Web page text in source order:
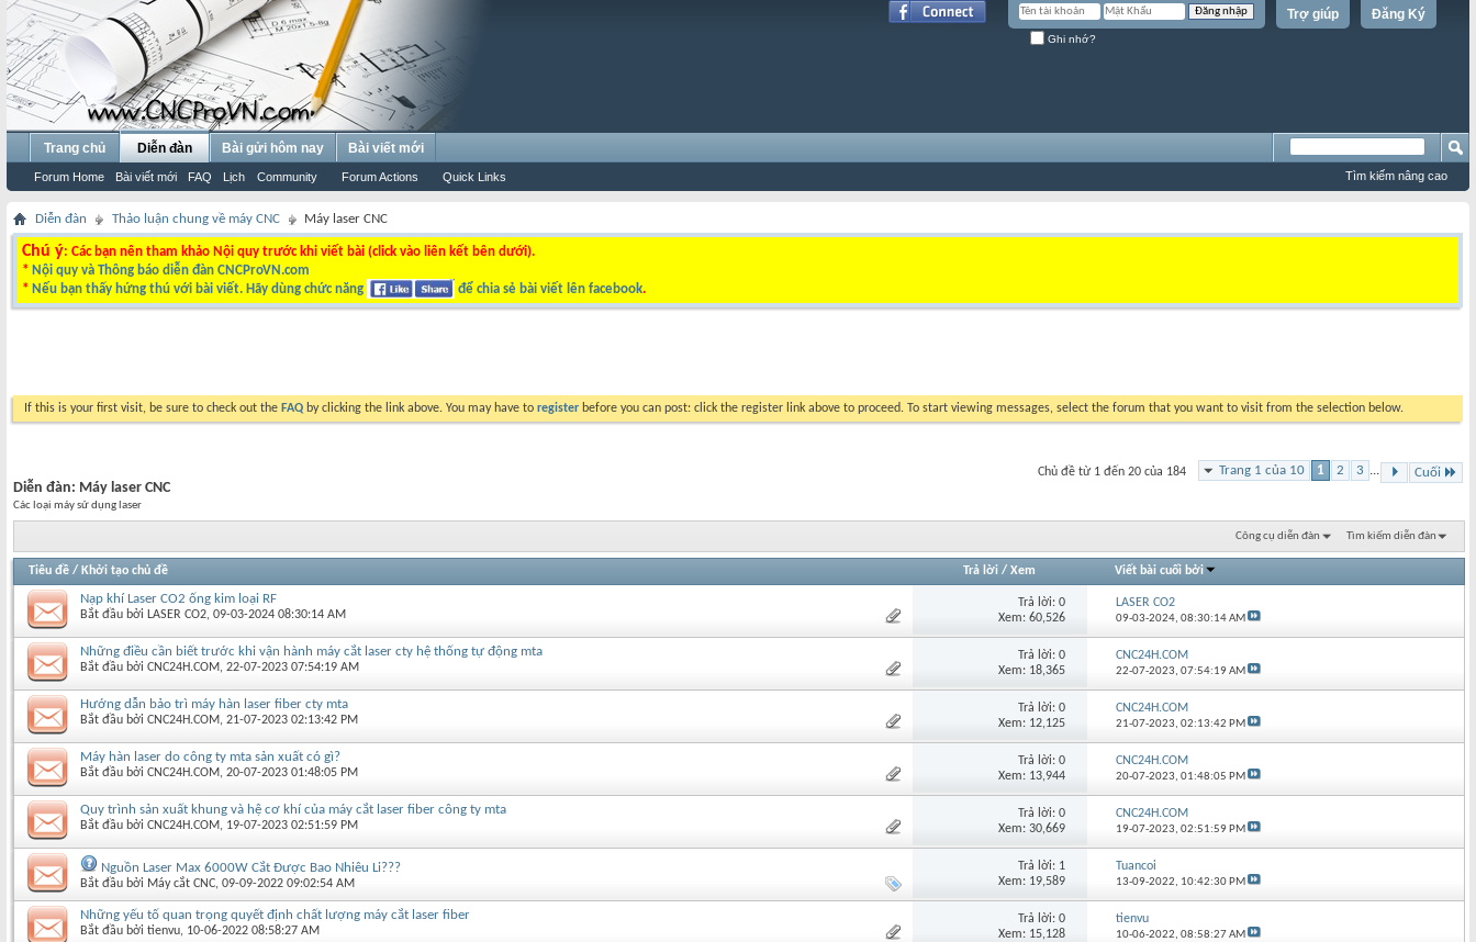
Đăng Ký
Trợ giúp
Ghi nhớ?
Trang chủ Diễn đàn
Forum Home Bài viết mới FAQ Lịch Community Forum Actions Quick Links
Bài gửi hôm nay Bài viết mới
Tìm kiếm nâng cao
Diễn đàn Thảo luận chung về máy CNC Máy laser CNC
Chú ý: Các bạn nên tham khảo Nội quy trước khi viết bài (click vào liên kết bên dưới).
* Nội quy và Thông báo diễn đàn CNCProVN.com
* Nếu bạn thấy hứng thú với bài viết. Hãy dùng chức năng để chia sẻ bài viết lên facebook.
If this is your first visit, be sure to check out the FAQ by clicking the link above. You may have to register before you can post: click the register link above to proceed. To start viewing messages, select the forum that you want to visit from the selection below.
Trang 1 của 10 1 2 3 ... Cuối
Chủ đề từ 1 đến 20 của 184
Diễn đàn: Máy laser CNC
Các loại máy sử dụng laser
Công cụ diễn đàn Tìm kiếm diễn đàn
Tiêu đề / Khởi tạo chủ đề Trả lời/ Xem Viết bài cuối bởi
Nạp khí Laser CO2 ống kim loại RF
Bắt đầu bởi LASER CO2‎, 09-03-2024 08:30:14 AM
Trả lời: 0
Xem: 60,526
LASER CO2
09-03-2024,08:30:14 AM
Những điều cần biết trước khi vận hành máy cắt laser cty hệ thống tự động mta
Bắt đầu bởi CNC24H.COM‎, 22-07-2023 07:54:19 AM
Trả lời: 0
Xem: 18,365
CNC24H.COM
22-07-2023,07:54:19 AM
Hướng dẫn bảo trì máy hàn laser fiber cty mta
Bắt đầu bởi CNC24H.COM‎, 21-07-2023 02:13:42 PM
Trả lời: 0
Xem: 12,125
CNC24H.COM
21-07-2023,02:13:42 PM
Máy hàn laser do công ty mta sản xuất có gì?
Bắt đầu bởi CNC24H.COM‎, 20-07-2023 01:48:05 PM
Trả lời: 0
Xem: 13,944
CNC24H.COM
20-07-2023,01:48:05 PM
Quy trình sản xuất khung và hệ cơ khí của máy cắt laser fiber công ty mta
Bắt đầu bởi CNC24H.COM‎, 19-07-2023 02:51:59 PM
Trả lời: 0
Xem: 30,669
CNC24H.COM
19-07-2023,02:51:59 PM
Nguồn Laser Max 6000W Cắt Được Bao Nhiêu Li???
Bắt đầu bởi Máy cắt CNC‎, 09-09-2022 09:02:54 AM
Trả lời: 1
Xem: 19,589
Tuancoi
13-09-2022, 10:42:30 PM
Những yếu tố quan trọng quyết định chất lượng máy cắt laser fiber
Bắt đầu bởi tienvu‎, 10-06-2022 08:58:27 AM
Trả lời: 0
Xem: 15,128
tienvu
10-06-2022,08:58:27 AM